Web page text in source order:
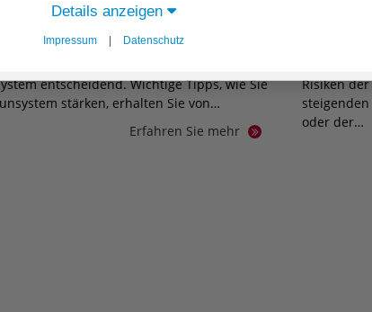
Immunsystem als Basis der
entscheidend. Wichtige Tipps, wie Sie
stärken, erhalten Sie von…
Erfahren Sie mehr
Stress
Stress
Risiken
oder der…
Details anzeigen
Impressum | Datenschutz